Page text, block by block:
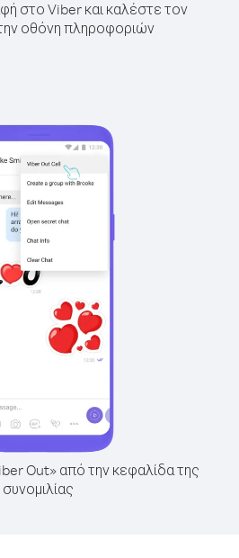
στο Viber και καλέστε τον
οθόνη πληροφοριών
Out» από την κεφαλίδα της
συνομιλίας